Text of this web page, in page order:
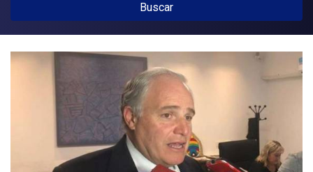
Buscar